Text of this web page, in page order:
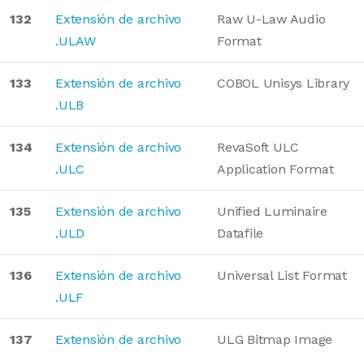
132
Extensión de archivo
.ULAW
Raw U-Law Audio
Format
133
Extensión de archivo
.ULB
COBOL Unisys Library
134
Extensión de archivo
.ULC
RevaSoft ULC
Application Format
135
Extensión de archivo
.ULD
Unified Luminaire
Datafile
136
Extensión de archivo
.ULF
Universal List Format
137
Extensión de archivo
ULG Bitmap Image